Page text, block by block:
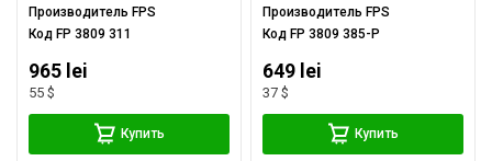
Производитель FPS
Код FP 3809 311
965 lei
55 $
Купить
Производитель FPS
Код FP 3809 385-P
649 lei
37 $
Купить